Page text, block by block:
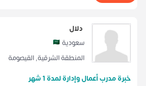
دلال
سعودية
المنطقة الشرقية, القيصومة
خبرة مدرب أعمال وإدارة لمدة 1 شهر